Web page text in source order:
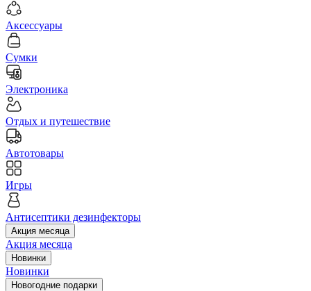
Аксессуары
Сумки
Электроника
Отдых и путешествие
Автотовары
Игры
Антисептики дезинфекторы
Акция месяца
Акция месяца
Новинки
Новинки
Новогодние подарки